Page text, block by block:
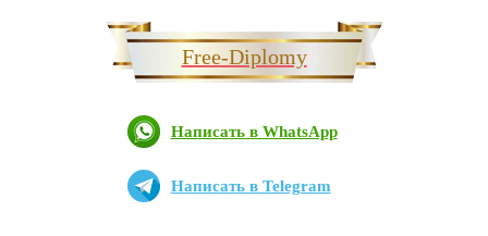
Free-Diplomy
Написать в WhatsApp
Написать в Telegram